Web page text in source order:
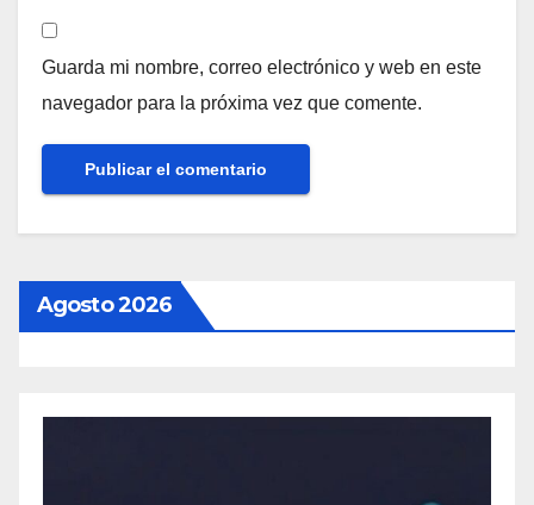
Guarda mi nombre, correo electrónico y web en este
navegador para la próxima vez que comente.
Agosto 2026